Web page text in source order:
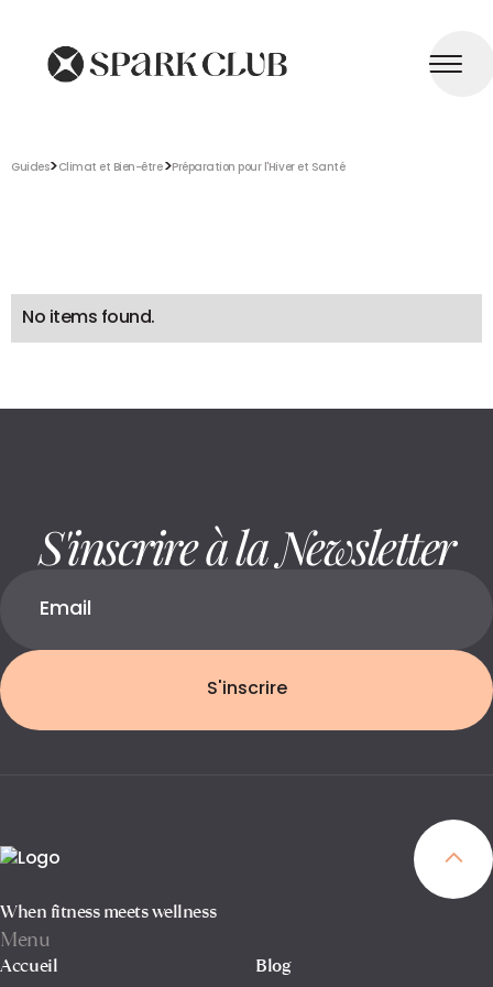
Guides>Climat et Bien-être>Préparation pour l'Hiver et Santé
No items found.
S'inscrire à la Newsletter
S'inscrire
When fitness meets wellness
Menu
Accueil Blog